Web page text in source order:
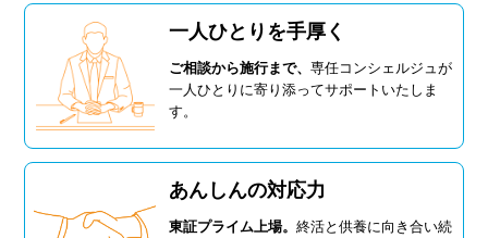
一人ひとりを手厚く
ご相談から施行まで、専任コンシェルジュが
一人ひとりに寄り添ってサポートいたしま
す。
あんしんの対応力
東証プライム上場。終活と供養に向き合い続